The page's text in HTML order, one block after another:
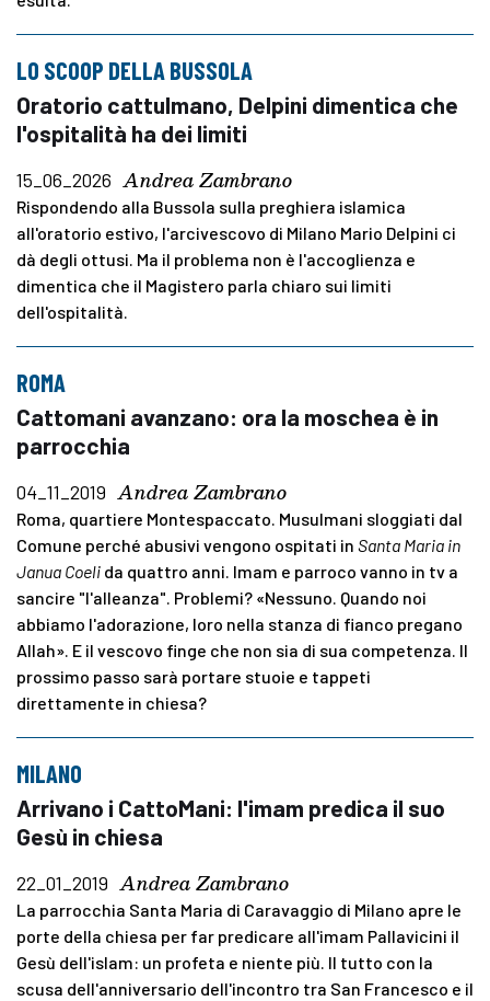
LO SCOOP DELLA BUSSOLA
Oratorio cattulmano, Delpini dimentica che
l'ospitalità ha dei limiti
15_06_2026 Andrea Zambrano
Rispondendo alla Bussola sulla preghiera islamica
all'oratorio estivo, l'arcivescovo di Milano Mario Delpini ci
dà degli ottusi. Ma il problema non è l'accoglienza e
dimentica che il Magistero parla chiaro sui limiti
dell'ospitalità.
ROMA
Cattomani avanzano: ora la moschea è in
parrocchia
04_11_2019 Andrea Zambrano
Roma, quartiere Montespaccato. Musulmani sloggiati dal
Comune perché abusivi vengono ospitati in Santa Maria in
Janua Coeli da quattro anni. Imam e parroco vanno in tv a
sancire "l'alleanza". Problemi? «Nessuno. Quando noi
abbiamo l'adorazione, loro nella stanza di fianco pregano
Allah». E il vescovo finge che non sia di sua competenza. Il
prossimo passo sarà portare stuoie e tappeti
direttamente in chiesa?
MILANO
Arrivano i CattoMani: l'imam predica il suo
Gesù in chiesa
22_01_2019 Andrea Zambrano
La parrocchia Santa Maria di Caravaggio di Milano apre le
porte della chiesa per far predicare all'imam Pallavicini il
Gesù dell'islam: un profeta e niente più. Il tutto con la
scusa dell'anniversario dell'incontro tra San Francesco e il